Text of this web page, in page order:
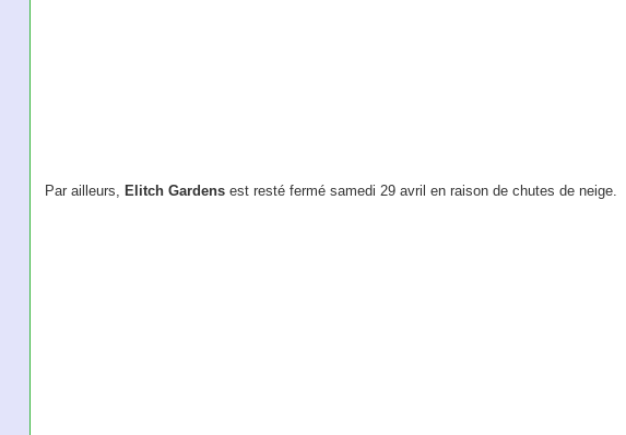
Par ailleurs, Elitch Gardensest resté fermé samedi 29 avril en raison de chutes de neige.